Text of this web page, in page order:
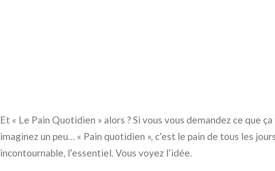
Et « Le Pain Quotidien » alors ? Si vous vous demandez ce que
imaginez un peu… « Pain quotidien », c’est le pain de tous les
incontournable, l’essentiel. Vous voyez l’idée.